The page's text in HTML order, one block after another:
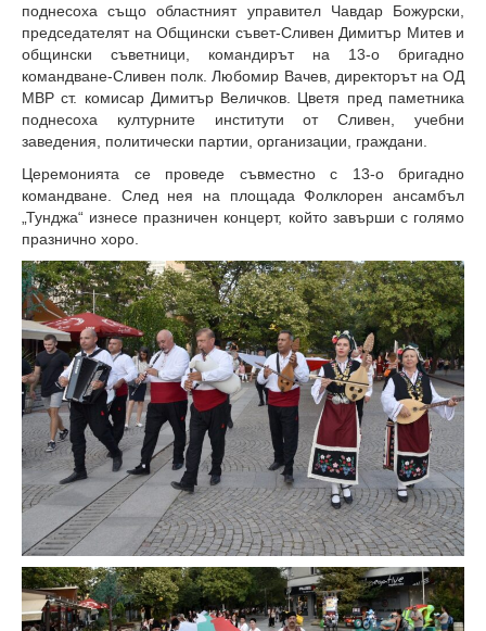
поднесоха също областният управител Чавдар Божурски,
председателят на Общински съвет-Сливен Димитър Митев и
общински съветници, командирът на 13-о бригадно
командване-Сливен полк. Любомир Вачев, директорът на ОД
МВР ст. комисар Димитър Величков. Цветя пред паметника
поднесоха културните институти от Сливен, учебни
заведения, политически партии, организации, граждани.
Церемонията се проведе съвместно с 13-о бригадно
командване. След нея на площада Фолклорен ансамбъл
„Тунджа“ изнесе празничен концерт, който завърши с голямо
празнично хоро.